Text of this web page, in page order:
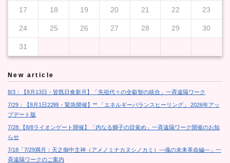
17 18 19 20 21 22 23
24 25 26 27 28 29 30
31
New article
8/3：【8月13日・皆既日食新月】「先祖代々の全叡智の統合」一斉遠隔ワーク
7/29：【8月1日22時・緊急開催】** 「エネルギーバランスヒーリング」 2026年アッ
プデート版
7/28:【8/8ライオンゲート開催】「内なる獅子の目覚め」一斉遠隔ワーク開催のお知
らせ
7/18「7/29満月：天之御中主神（アメノミナカヌシノカミ）―魂の未来革命編―」一
斉遠隔ワークのご案内